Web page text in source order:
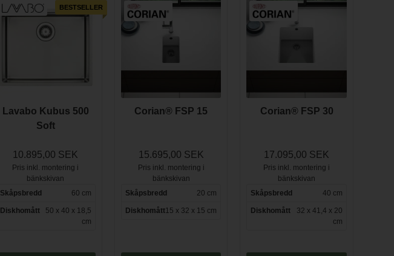
Lavabo Kubus 500
Soft
10.895,00 SEK
Pris inkl. montering i
bänkskivan
Skåpsbredd
60 cm
Diskhomått
50 x 40 x 18,5
cm
BESTSELLER
Corian® FSP 15
15.695,00 SEK
Pris inkl. montering i
bänkskivan
Skåpsbredd
20 cm
Diskhomått15 x 32 x 15 cm
Corian® FSP 30
17.095,00 SEK
Pris inkl. montering i
bänkskivan
Skåpsbredd
40 cm
Diskhomått
32 x 41,4 x 20
cm